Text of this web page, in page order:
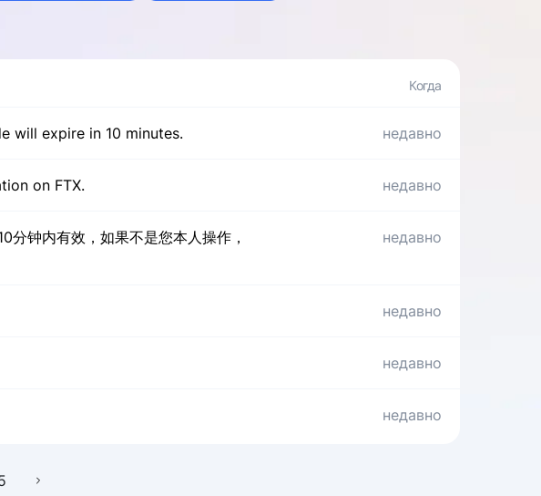
недавно
will expire in 10 minutes.
недавно
on FTX.
недавно
分钟内有效，如果不是您本人操作，
недавно
недавно
недавно